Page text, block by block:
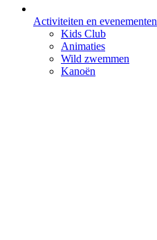
Activiteiten en evenementen
Kids Club
Animaties
Wild zwemmen
Kanoën